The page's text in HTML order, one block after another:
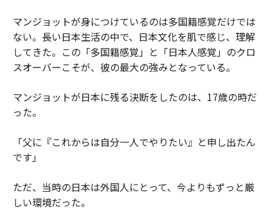
マンジョットが身につけているのは多国籍感覚だけでは
ない。長い日本生活の中で、日本文化を肌で感じ、理解
してきた。この「多国籍感覚」と「日本人感覚」のクロ
スオーバーこそが、彼の最大の強みとなっている。
マンジョットが日本に残る決断をしたのは、17歳の時だ
った。
「父に『これからは自分一人でやりたい』と申し出たん
です」
ただ、当時の日本は外国人にとって、今よりもずっと厳
しい環境だった。